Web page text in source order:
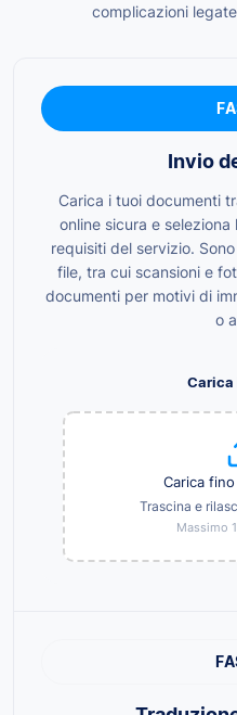
complicazioni
Invio
Carica i tuoi documenti
online sicura e
requisiti del servizio.
file, tra cui scansioni e
documenti per motivi di
o
Carica
Trascina e
Massimo